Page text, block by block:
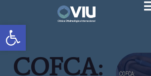
Abrir barra de herramientas
COFCA: